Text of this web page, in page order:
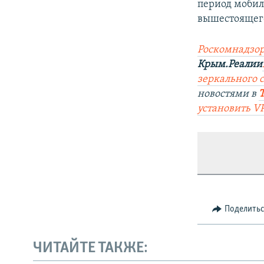
период
Крым.Реалии
зеркального
новостями в
установить
ЧИТАЙТЕ ТАКЖЕ: